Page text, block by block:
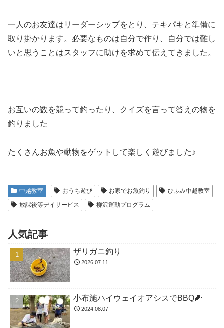
一人のお友達はリーダーシップをとり、テキパキと準備に
取り掛かります。必要なものは自分で作り、自分では難し
いと思うことはスタッフに助けを求めて伝えてきました。
お互いの数を競って釣ったり、クイズを言って答えの物を
釣りました
たくさんお魚や動物をゲットして楽しく遊びました♪
中越教室 おうち遊び お家でお魚釣り
ひふみ中越教室
放課後等デイサービス
柳沢運動プログラム
人気記事
ザリガニ釣り
2026.07.11
小布施ハイウェイオアシスでBBQ🌽
2024.08.07